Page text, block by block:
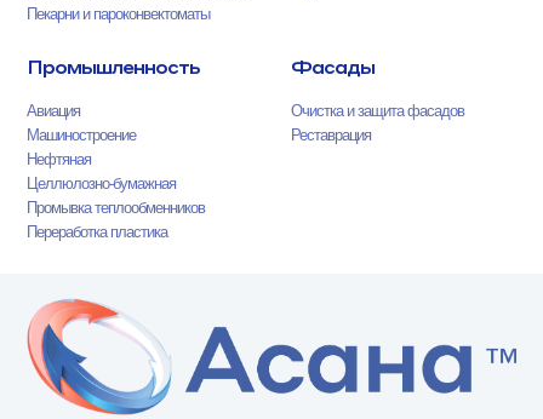
Пекарни и пароконвектоматы
Промышленность
Авиация
Машиностроение
Нефтяная
Целлюлозно-бумажная
Промывка теплообменников
Переработка пластика
Фасады
Очистка и защита фасадов
Реставрация